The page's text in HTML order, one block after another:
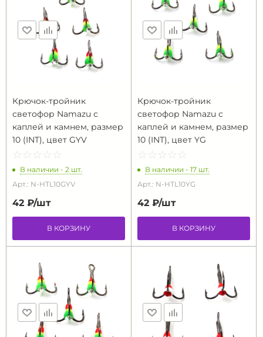
Крючок-тройник
светофор Namazu с
каплей и камнем, размер
10 (INT), цвет GYV
☆ ☆ ☆ ☆ ☆
★ ★ ★ ★ ★
В наличии - 2 шт.
Арт.: N-HTL10GYV
42 ₽/шт
В КОРЗИНУ
Крючок-тройник
светофор Namazu с
каплей и камнем, размер
10 (INT), цвет YG
☆ ☆ ☆ ☆ ☆
★ ★ ★ ★ ★
В наличии - 17 шт.
Арт.: N-HTL10YG
42 ₽/шт
В КОРЗИНУ